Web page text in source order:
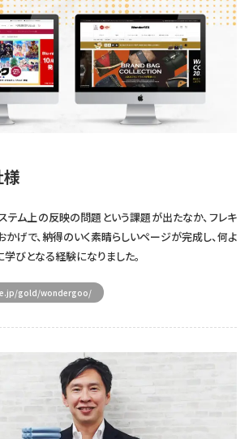
テム上の反映の問題という課題が出たなか、フレキ
げで、納得のいく素晴らしいページが完成し、何よ
びとなる経験になりました。
gold/wondergoo/